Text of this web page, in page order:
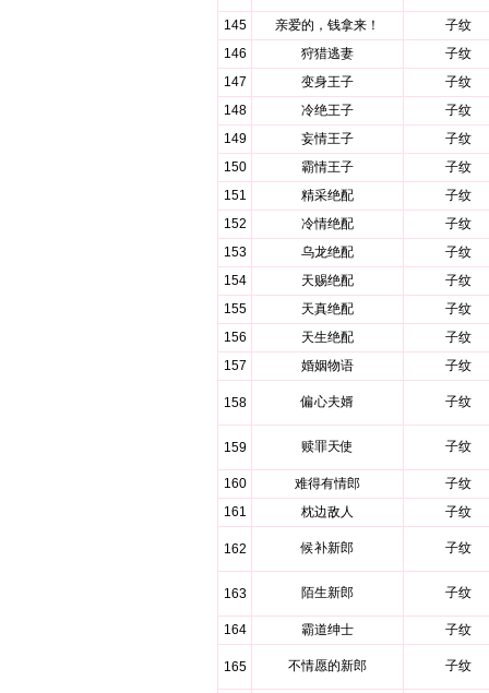
145 亲爱的，钱拿来！
子纹
146
狩猎逃妻
子纹
147
变身王子
子纹
148
冷绝王子
子纹
149
妄情王子
子纹
150
霸情王子
子纹
151
精采绝配
子纹
152
冷情绝配
子纹
153
乌龙绝配
子纹
154
天赐绝配
子纹
155
天真绝配
子纹
156
天生绝配
子纹
157
婚姻物语 子纹
158 偏心夫婿 子纹
159 赎罪天使 子纹
160 难得有情郎
子纹
161
枕边敌人 子纹
162 候补新郎 子纹
163 陌生新郎 子纹
164 霸道绅士 子纹
165 不情愿的新郎 子纹